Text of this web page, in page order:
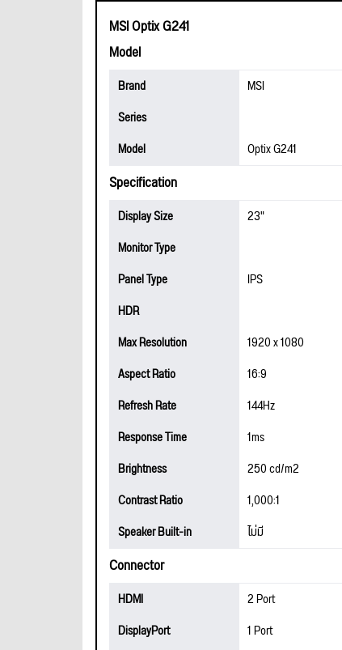
MSI Optix G241
Model
Brand
MSI
Series
Model
Optix G241
Specification
Display Size
23"
Monitor Type
Panel Type
IPS
HDR
Max Resolution
1920 x 1080
Aspect Ratio
16:9
Refresh Rate
144Hz
Response Time
1ms
Brightness
250 cd/m2
Contrast Ratio
1,000:1
Speaker Built-in
ไม่มี
Connector
HDMI
2 Port
DisplayPort
1 Port